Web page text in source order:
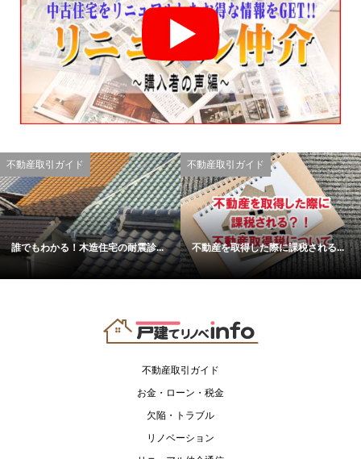
不動産取引ガイド
誰でもわかる！木造住宅の耐震診...
不動産取引ガイド
不動産を取得した際に課税される...
不動産取引ガイド
お金・ローン・税金
欠陥・トラブル
リノベーション